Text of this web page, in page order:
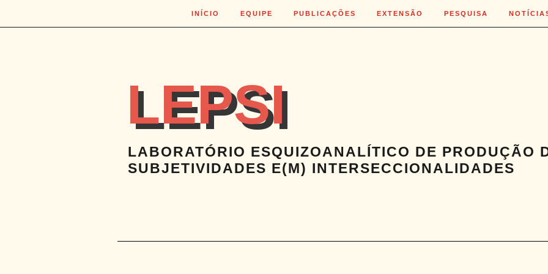
LEPSI
LABORATÓRIO ESQUIZOANALÍTICO DE PRODUÇÃO
SUBJETIVIDADES E(M) INTERSECCIONALIDADES
INÍCIO EQUIPE PUBLICAÇÕES EXTENSÃO PESQUISA